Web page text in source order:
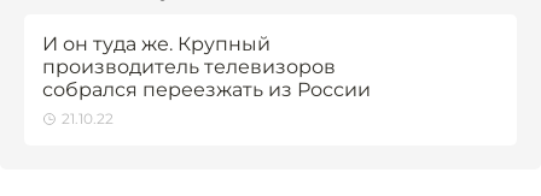
И он туда же. Крупный
производитель телевизоров
собрался переезжать из России
21.10.22